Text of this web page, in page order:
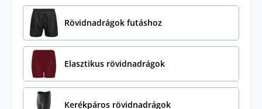
Rövidnadrágok futáshoz
Elasztikus rövidnadrágok
Kerékpáros rövidnadrágok